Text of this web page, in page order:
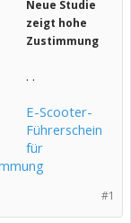
Neue Studie
zeigt hohe
Zustimmung
. .
E-Scooter-
Führerschein
für
#1